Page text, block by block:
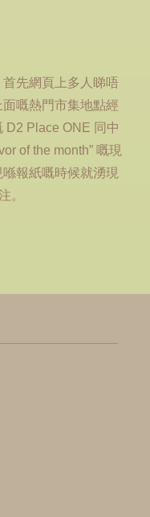
先網頁上多人睇唔
嘅熱門市集地點經
D2 Place ONE 同中
of the month” 嘅現
報紙嘅時候就湧現
。